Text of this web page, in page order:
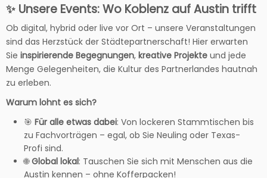
✨ Unsere Events: Wo Koblenz auf Austin trifft
Ob digital, hybrid oder live vor Ort – unsere Veranstaltungen
sind das Herzstück der Städtepartnerschaft! Hier erwarten
Sie inspirierende Begegnungen, kreative Projekte und jede
Menge Gelegenheiten, die Kultur des Partnerlandes hautnah
zu erleben.
Warum lohnt es sich?
🎯 Für alle etwas dabei: Von lockeren Stammtischen bis
zu Fachvorträgen – egal, ob Sie Neuling oder Texas-
Profi sind.
🌐Global lokal: Tauschen Sie sich mit Menschen aus die
Austin kennen – ohne Kofferpacken!